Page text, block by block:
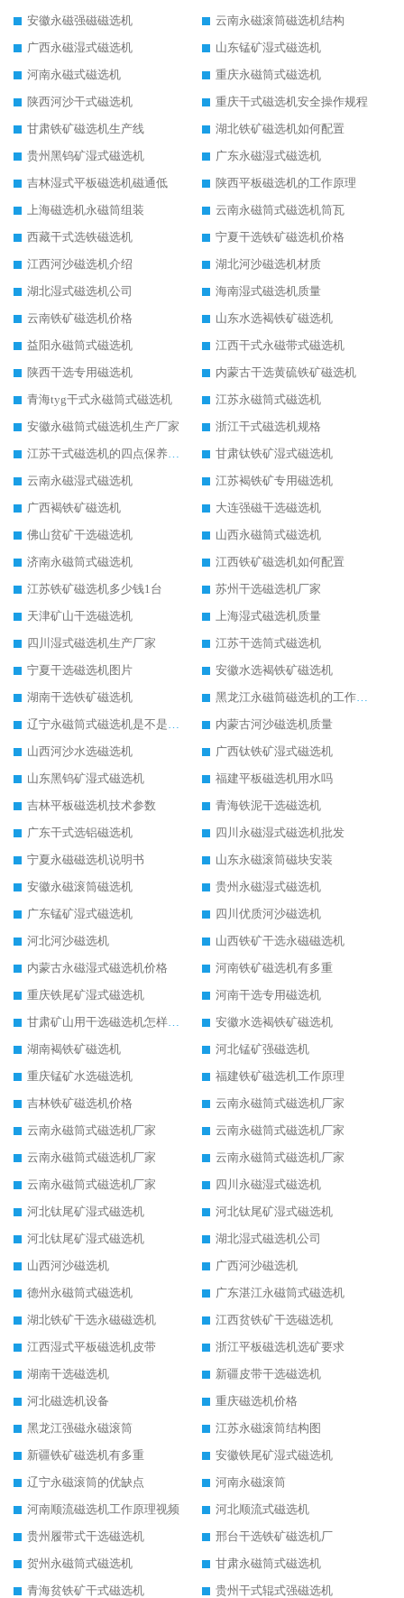
安徽永磁强磁磁选机
云南永磁滚筒磁选机结构
广西永磁湿式磁选机
山东锰矿湿式磁选机
河南永磁式磁选机
重庆永磁筒式磁选机
陕西河沙干式磁选机
重庆干式磁选机安全操作规程
甘肃铁矿磁选机生产线
湖北铁矿磁选机如何配置
贵州黑钨矿湿式磁选机
广东永磁湿式磁选机
吉林湿式平板磁选机磁通低
陕西平板磁选机的工作原理
上海磁选机永磁筒组装
云南永磁筒式磁选机筒瓦
西藏干式选铁磁选机
宁夏干选铁矿磁选机价格
江西河沙磁选机介绍
湖北河沙磁选机材质
湖北湿式磁选机公司
海南湿式磁选机质量
云南铁矿磁选机价格
山东水选褐铁矿磁选机
益阳永磁筒式磁选机
江西干式永磁带式磁选机
陕西干选专用磁选机
内蒙古干选黄硫铁矿磁选机
青海tyg干式永磁筒式磁选机
江苏永磁筒式磁选机
安徽永磁筒式磁选机生产厂家
浙江干式磁选机规格
甘肃钛铁矿湿式磁选机
云南永磁湿式磁选机
江苏褐铁矿专用磁选机
广西褐铁矿磁选机
大连强磁干选磁选机
佛山贫矿干选磁选机
山西永磁筒式磁选机
济南永磁筒式磁选机
江西铁矿磁选机如何配置
江苏铁矿磁选机多少钱1台
苏州干选磁选机厂家
天津矿山干选磁选机
上海湿式磁选机质量
四川湿式磁选机生产厂家
江苏干选筒式磁选机
宁夏干选磁选机图片
安徽水选褐铁矿磁选机
湖南干选铁矿磁选机
内蒙古河沙磁选机质量
山西河沙水选磁选机
广西钛铁矿湿式磁选机
山东黑钨矿湿式磁选机
福建平板磁选机用水吗
吉林平板磁选机技术参数
青海铁泥干选磁选机
广东干式选铝磁选机
四川永磁湿式磁选机批发
宁夏永磁磁选机说明书
山东永磁滚筒磁块安装
安徽永磁滚筒磁选机
贵州永磁湿式磁选机
广东锰矿湿式磁选机
四川优质河沙磁选机
河北河沙磁选机
山西铁矿干选永磁磁选机
内蒙古永磁湿式磁选机价格
河南铁矿磁选机有多重
重庆铁尾矿湿式磁选机
河南干选专用磁选机
安徽水选褐铁矿磁选机
湖南褐铁矿磁选机
河北锰矿强磁选机
重庆锰矿水选磁选机
福建铁矿磁选机工作原理
吉林铁矿磁选机价格
云南永磁筒式磁选机厂家
云南永磁筒式磁选机厂家
云南永磁筒式磁选机厂家
云南永磁筒式磁选机厂家
云南永磁筒式磁选机厂家
云南永磁筒式磁选机厂家
四川永磁湿式磁选机
河北钛尾矿湿式磁选机
河北钛尾矿湿式磁选机
河北钛尾矿湿式磁选机
湖北湿式磁选机公司
山西河沙磁选机
广西河沙磁选机
德州永磁筒式磁选机
广东湛江永磁筒式磁选机
湖北铁矿干选永磁磁选机
江西贫铁矿干选磁选机
江西湿式平板磁选机皮带
浙江平板磁选机选矿要求
湖南干选磁选机
新疆皮带干选磁选机
河北磁选机设备
重庆磁选机价格
黑龙江强磁永磁滚筒
江苏永磁滚筒结构图
新疆铁矿磁选机有多重
安徽铁尾矿湿式磁选机
辽宁永磁滚筒的优缺点
河南永磁滚筒
河南顺流磁选机工作原理视频
河北顺流式磁选机
贵州履带式干选磁选机
邢台干选铁矿磁选机厂
贺州永磁筒式磁选机
甘肃永磁筒式磁选机
青海贫铁矿干式磁选机
贵州干式辊式强磁选机